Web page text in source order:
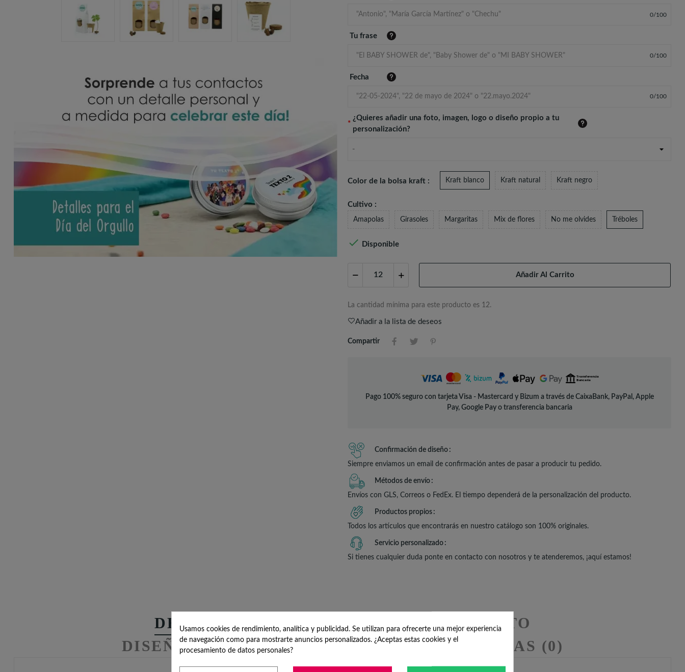
0/100
Tu frase
0/100
Fecha
0/100
*
¿Quieres añadir una foto, imagen, logo o diseño propio a tu
personalización?
-
Color de la bolsa kraft : Kraft blanco Kraft natural Kraft negro
Cultivo :
Amapolas Girasoles Margaritas Mix de flores No me olvides Tréboles
 Disponible
Añadir Al Carrito
La cantidad mínima para este producto es 12.
Añadir a la lista de deseos
Compartir
Pago 100% seguro con tarjeta Visa - Mastercard y Bizum a través de CaixaBank, PayPal, Apple
Pay, Google Pay o transferencia bancaria
Confirmación de diseño
Siempre enviamos un email de confirmación antes de pasar a producir tu pedido.
Métodos de envío
Envíos con GLS, Correos o FedEx. El tiempo dependerá de la personalización del producto.
Productos propios
Todos los artículos que encontrarás en nuestro catálogo son 100% originales.
Servicio personalizado
Si tienes cualquier duda ponte en contacto con nosotros y te atenderemos, ¡aquí estamos!
DESCRIPCIÓN
DETALLES DEL PRODUCTO
DISEÑOS REDONDOS BABY SHOWER
RESEÑAS (0)
Usamos cookies de rendimiento, analítica y publicidad. Se utilizan para ofrecerte una mejor experiencia
de navegación como para mostrarte anuncios personalizados. ¿Aceptas estas cookies y el
procesamiento de datos personales?